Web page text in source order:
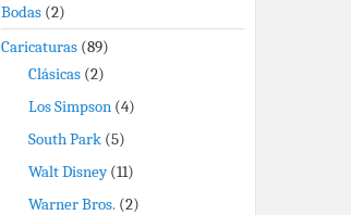
Bodas (2)
Caricaturas (89)
Clásicas (2)
Los Simpson (4)
South Park (5)
Walt Disney(11)
Warner Bros. (2)